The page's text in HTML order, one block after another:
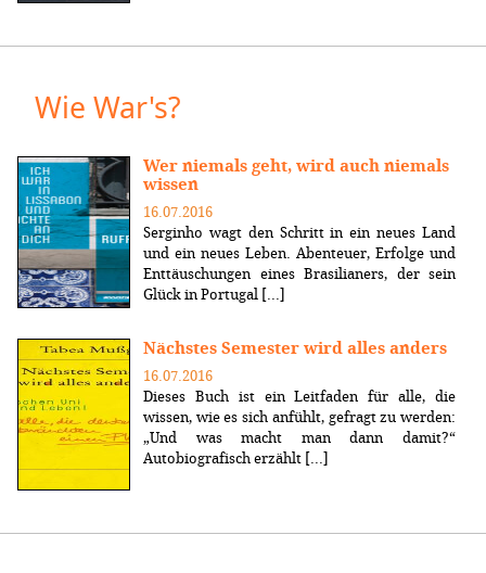
Wie War's?
Wer niemals geht, wird auch niemals
wissen
16.07.2016
Serginho wagt den Schritt in ein neues Land
und ein neues Leben. Abenteuer, Erfolge und
Enttäuschungen eines Brasilianers, der sein
Glück in Portugal [...]
Nächstes Semester wird alles anders
16.07.2016
Dieses Buch ist ein Leitfaden für alle, die
wissen, wie es sich anfühlt, gefragt zu werden:
„Und was macht man dann damit?“
Autobiografisch erzählt [...]